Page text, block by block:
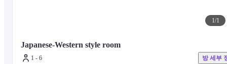
1/1
Japanese-Western style room
1 - 6 방 세부